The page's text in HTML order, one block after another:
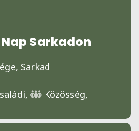
Sarkadon
Sarkad
Közösség,